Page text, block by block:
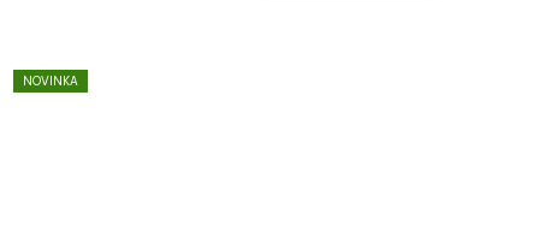
NOVINKA